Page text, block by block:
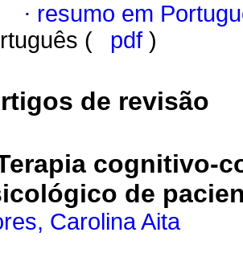
· resumo em
(
pdf )
de revisão
cognitivo-
de
Carolina Aita